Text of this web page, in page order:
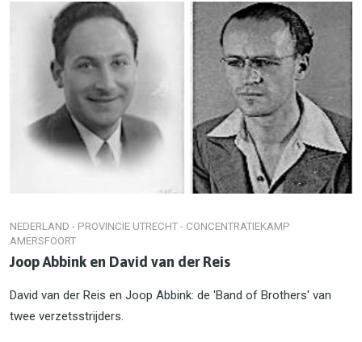
NEDERLAND - PROVINCIE UTRECHT - CONCENTRATIEKAMP
AMERSFOORT
Joop Abbink en David van der Reis
David van der Reis en Joop Abbink: de 'Band of Brothers' van
twee verzetsstrijders.